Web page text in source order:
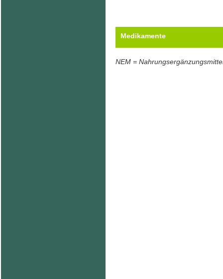
Medikamente
NEM =